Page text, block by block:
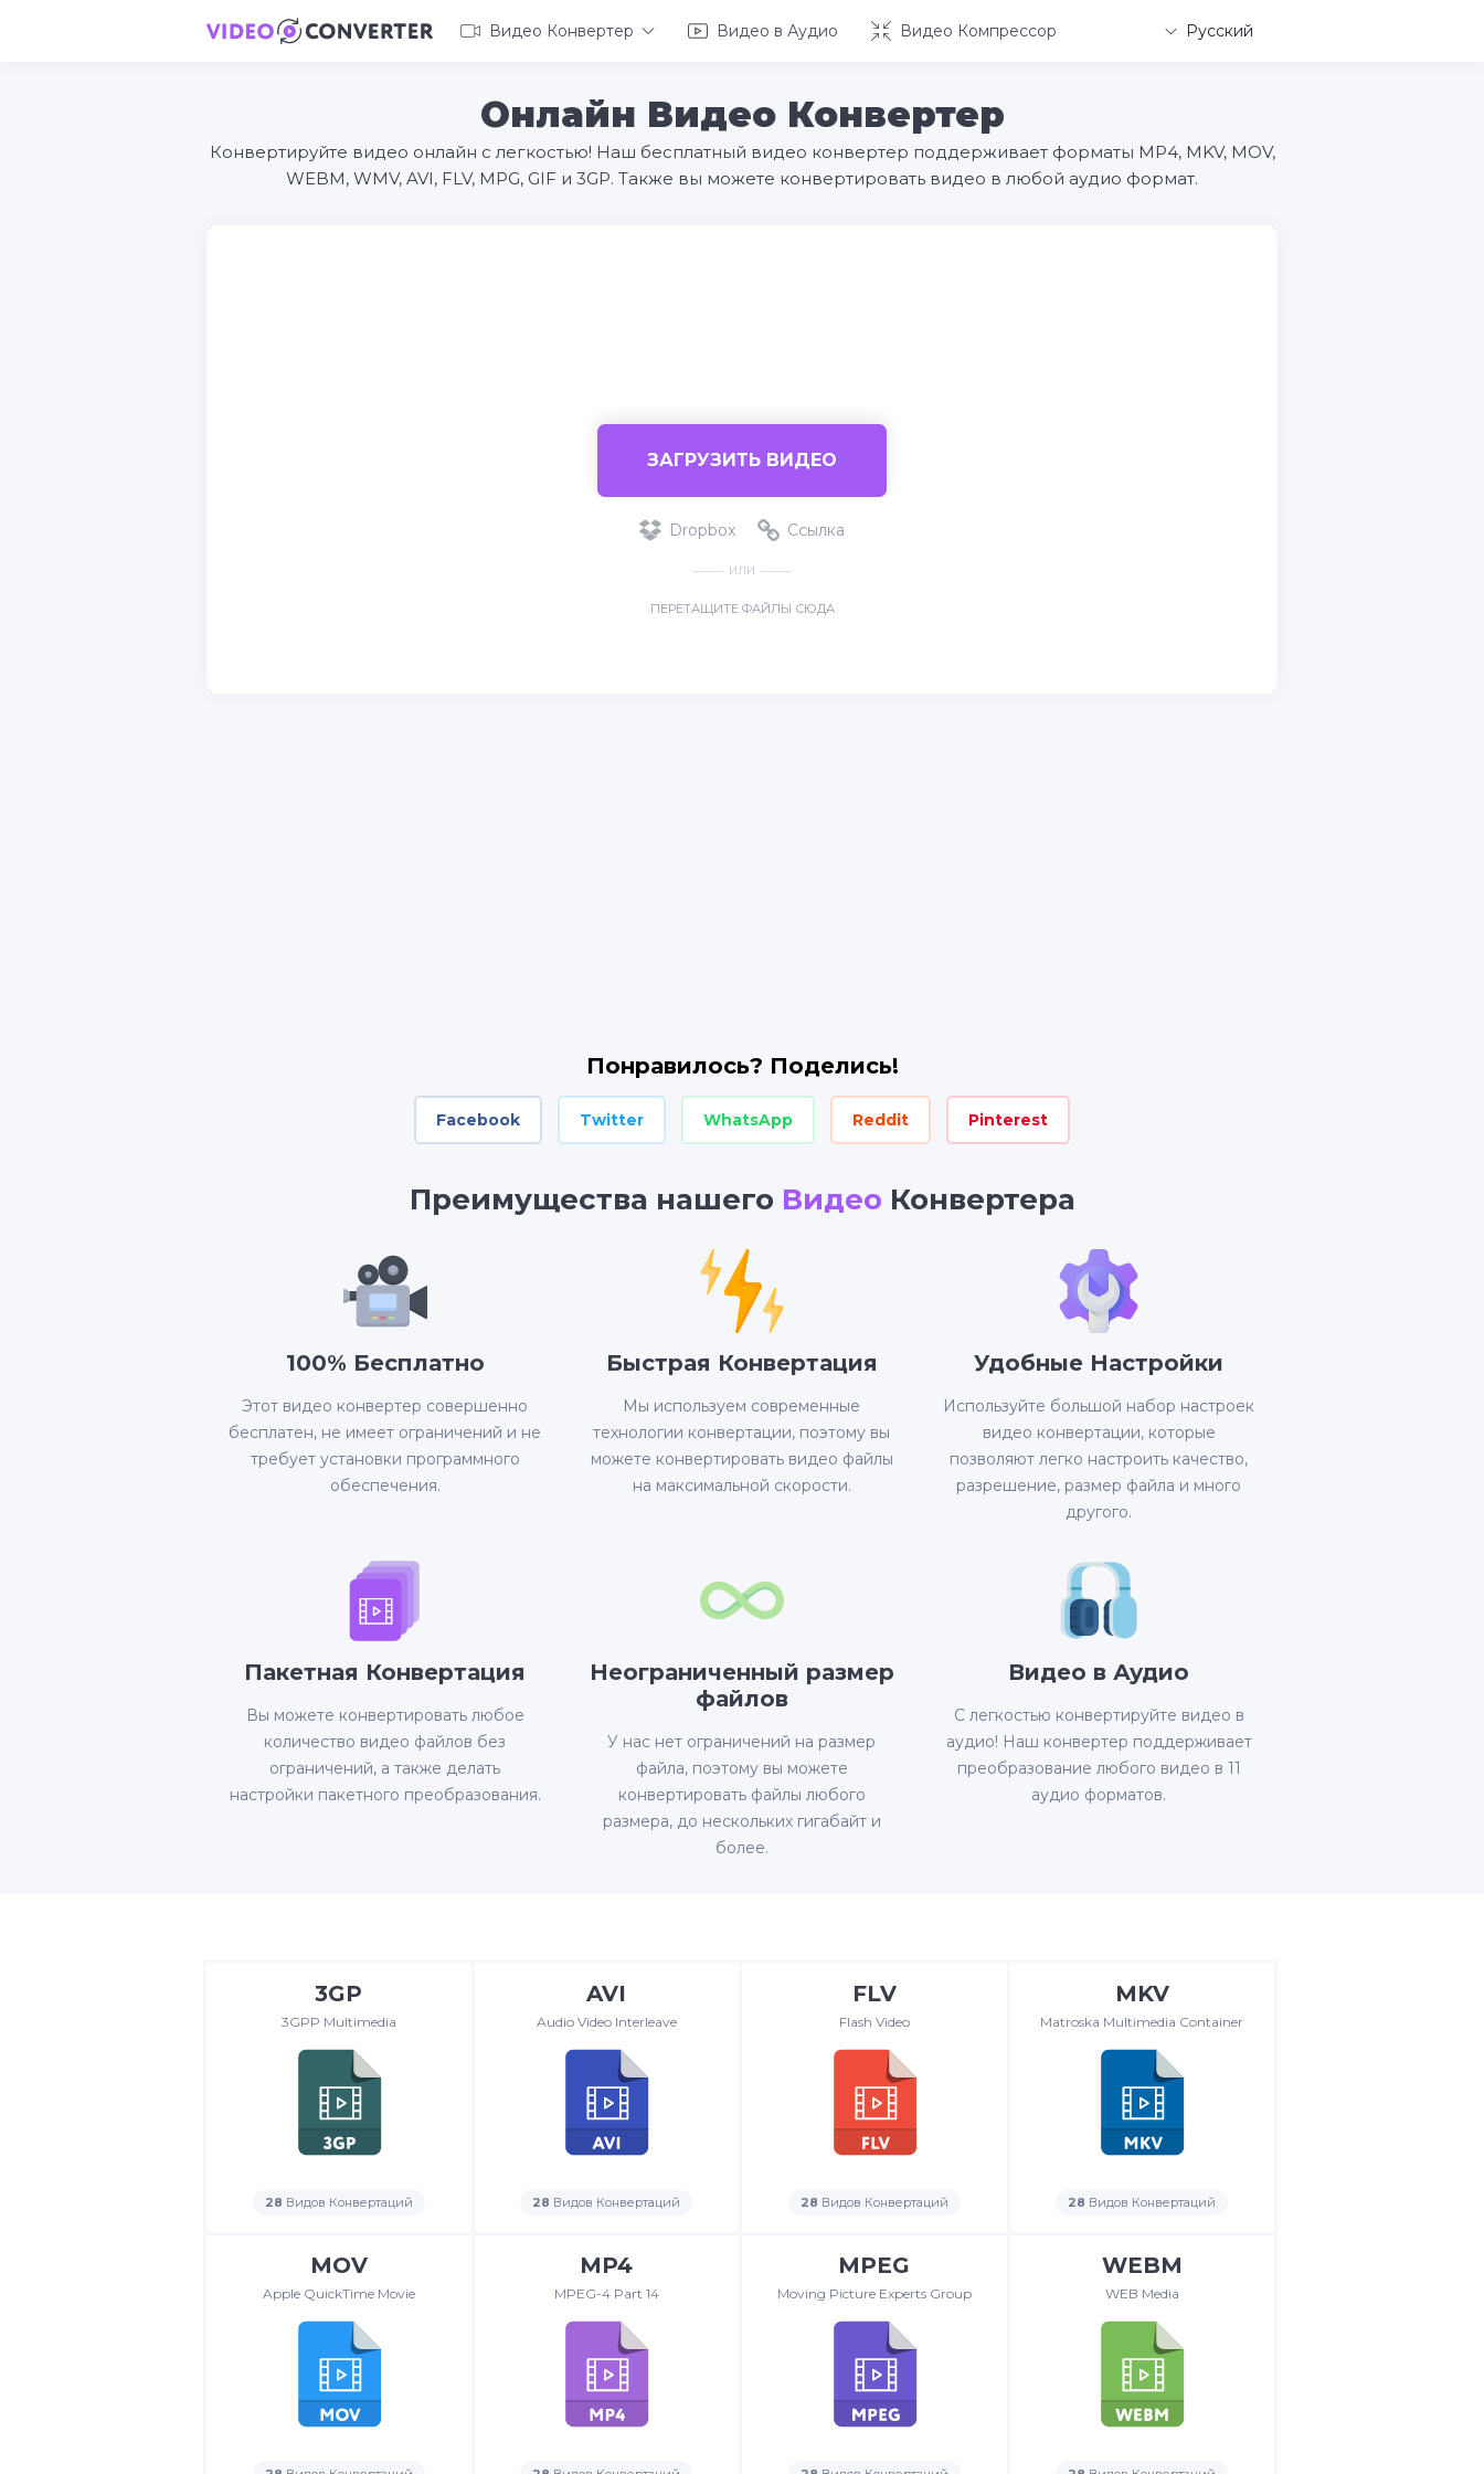
Видео Конвертер Видео в Аудио Видео Компрессор Русский
Онлайн Видео Конвертер
Конвертируйте видео онлайн с легкостью! Наш бесплатный видео конвертер поддерживает форматы MP4, MKV, MOV,
WEBM, WMV, AVI, FLV, MPG, GIF и 3GP. Также вы можете конвертировать видео в любой аудио формат.
ЗАГРУЗИТЬ ВИДЕО
Dropbox Ссылка
ИЛИ
ПЕРЕТАЩИТЕ ФАЙЛЫ СЮДА
Понравилось? Поделись!
Facebook Twitter WhatsApp Reddit Pinterest
Преимущества нашего Видео Конвертера
100% Бесплатно
Этот видео конвертер совершенно
бесплатен, не имеет ограничений и не
требует установки программного
обеспечения.
Быстрая Конвертация
Мы используем современные
технологии конвертации, поэтому вы
можете конвертировать видео файлы
на максимальной скорости.
Удобные Настройки
Используйте большой набор настроек
видео конвертации, которые
позволяют легко настроить качество,
разрешение, размер файла и много
другого.
Пакетная Конвертация
Вы можете конвертировать любое
количество видео файлов без
ограничений, а также делать
настройки пакетного преобразования.
Неограниченный размер
файлов
У нас нет ограничений на размер
файла, поэтому вы можете
конвертировать файлы любого
размера, до нескольких гигабайт и
более.
Видео в Аудио
С легкостью конвертируйте видео в
аудио! Наш конвертер поддерживает
преобразование любого видео в 11
аудио форматов.
3GP
3GPP Multimedia
28 Видов Конвертаций
AVI
Audio Video Interleave
28 Видов Конвертаций
FLV
Flash Video
28 Видов Конвертаций
MKV
Matroska Multimedia Container
28 Видов Конвертаций
MOV
Apple QuickTime Movie
MP4
MPEG-4 Part 14
MPEG
Moving Picture Experts Group
WEBM
WEB Media